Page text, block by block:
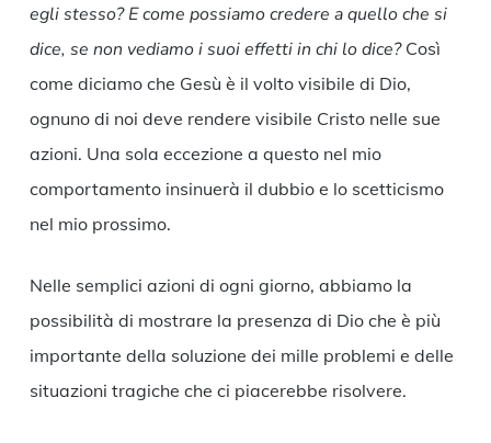
egli stesso? E come possiamo credere a quello che si
dice, se non vediamo i suoi effetti in chi lo dice?Così
come diciamo che Gesù è il volto visibile di Dio,
ognuno di noi deve rendere visibile Cristo nelle sue
azioni. Una sola eccezione a questo nel mio
comportamento insinuerà il dubbio e lo scetticismo
nel mio prossimo.
Nelle semplici azioni di ogni giorno, abbiamo la
possibilità di mostrare la presenza di Dio che è più
importante della soluzione dei mille problemi e delle
situazioni tragiche che ci piacerebbe risolvere.